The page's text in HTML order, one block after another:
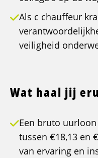
Als c chauffeur
veiligheid
Wat haal jij
Een bruto
tussen €18,13 en
van ervaring en